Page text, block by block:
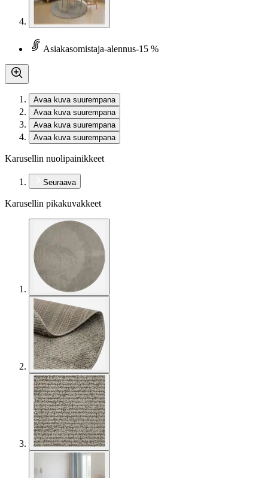
Asiakasomistaja-alennus-15 %
Avaa kuva suurempana
Avaa kuva suurempana
Avaa kuva suurempana
Avaa kuva suurempana
Karusellin nuolipainikkeet
Seuraava
Karusellin pikakuvakkeet